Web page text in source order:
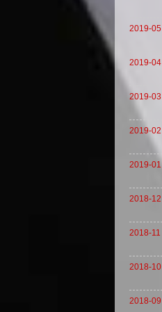
2019-05
2019-04
2019-03
2019-02
2019-01
2018-12
2018-11
2018-10
2018-09